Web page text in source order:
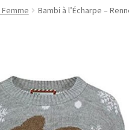
Bambi à l’Écharpe –